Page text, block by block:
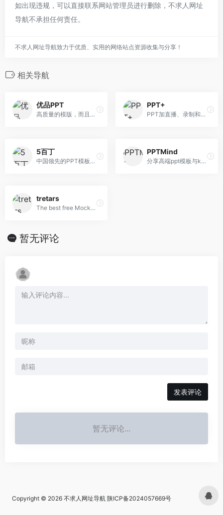
如出现违规，可以直接联系网站管理员进行删除，不求人网址
导航不承担任何责任。
不求人网址导航致力于优质、实用的网络站点资源收集与分享！
相关导航
优品PPT
高质量的模版，而且还有PPT图表，PPT背景图等资源
PPT+
PPT加直播、录制和分享—PPT+语音内容分享平台
5百丁
中国领先的PPT模板共享平台
PPTMind
分享高端ppt模板与keynote模板的数字作品交易平台
tretars
The best free Mockups from the Web
暂无评论
发表评论
暂无评论...
Copyright © 2026 不求人网址导航 陕ICP备2024057669号